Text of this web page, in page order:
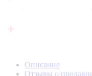
Описание
Отзывы о